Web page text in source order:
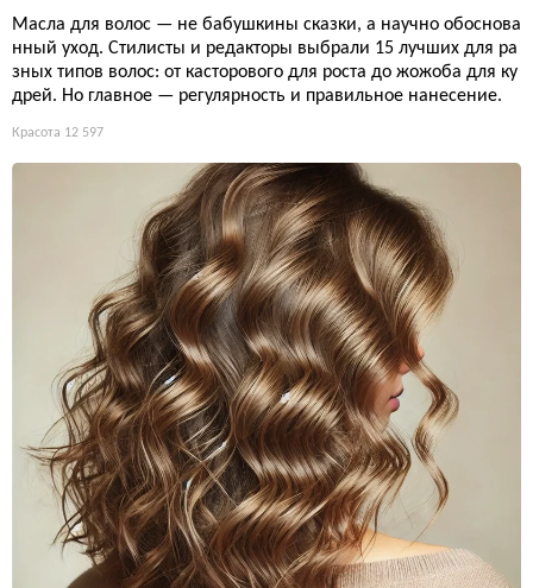
Масла для волос — не бабушкины сказки, а научно обоснова
нный уход. Стилисты и редакторы выбрали 15 лучших для ра
зных типов волос: от касторового для роста до жожоба для ку
дрей. Но главное — регулярность и правильное нанесение.
Красота 12 597